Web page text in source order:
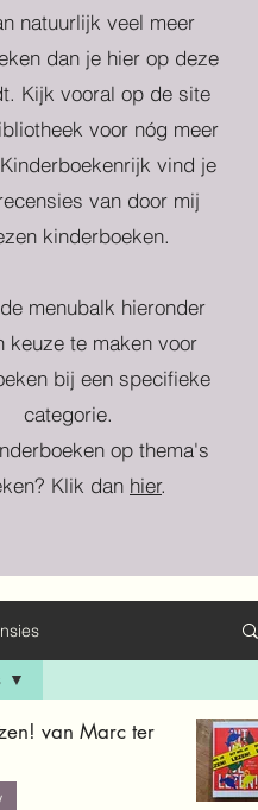
natuurlijk veel meer
dan je hier op deze
Kijk vooral op de site
voor nóg meer
vind je
van door mij
kinderboeken.
menubalk hieronder
keuze te maken voor
bij een specifieke
categorie.
op thema's
Klik dan hier.
van Marc ter